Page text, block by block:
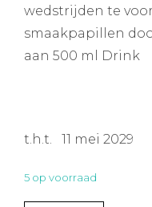
wedstrijden te
smaakpapillen
aan 500 ml Drink
t.h.t. 11 mei 2029
5 op voorraad